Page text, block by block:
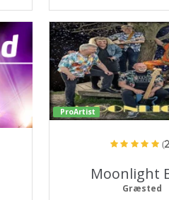
ProArtist
Moonlight
Græsted